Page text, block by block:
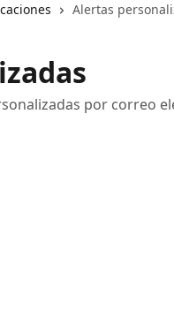
Alertas
por correo